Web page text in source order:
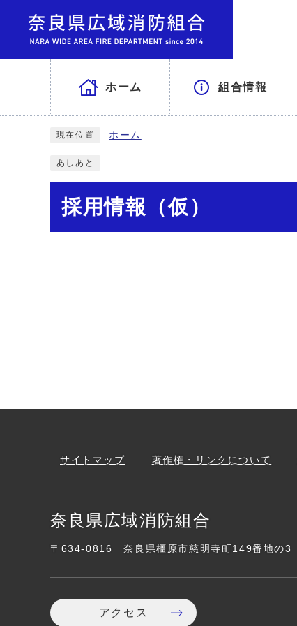
ホーム 組合情報
現在位置 ホーム
あしあと
採用情報（仮）
サイトマップ 著作権・リンクについて
奈良県広域消防組合
〒634-0816 奈良県橿原市慈明寺町149番地の3
アクセス